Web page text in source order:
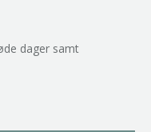
dager samt